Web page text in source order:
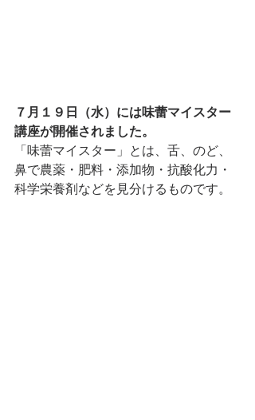
７月１９日（水）には味蕾マイスター
講座が開催されました。
「味蕾マイスター」とは、舌、のど、
鼻で農薬・肥料・添加物・抗酸化力・
科学栄養剤などを見分けるものです。